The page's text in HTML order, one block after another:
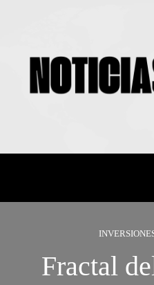
Fractal